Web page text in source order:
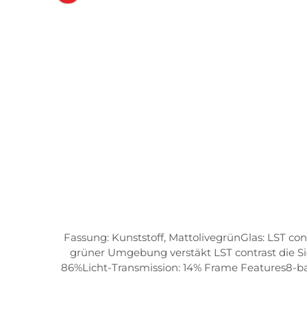
Fassung: Kunststoff, MattolivegrünGlas: LST
grüner Umgebung verstäkt LST contrast die
86%Licht-Transmission: 14% Frame